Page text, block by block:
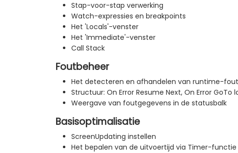
Stap-voor-stap verwerking
Watch-expressies en breakpoints
Het 'Locals'-venster
Het 'Immediate'-venster
Call Stack
Foutbeheer
Het detecteren en afhandelen van runtime-
Structuur: On Error Resume Next, On Error GoTo
Weergave van foutgegevens in de statusbalk
Basisoptimalisatie
ScreenUpdating instellen
Het bepalen van de uitvoertijd via Timer-functie